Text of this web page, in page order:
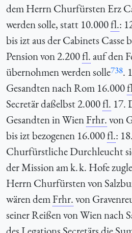
dem Herrn Churfürsten Erz
werden solle, statt 10.000fl.:
bis izt aus der Cabinets Casse
Pension von 2.200fl.auf den
übernohmen werden solle738.
Gesandten nach Rom 16.000
Secretär daßelbst 2.000fl. 17.
Gesandten in WienFrhr.von
bis izt bezogenen 16.000fl.:
Churfürstliche Durchleucht
der Mission am k. k. Hofe
Herrn Churfürsten von
wären demFrhr.von
seiner Reißen von Wien nach